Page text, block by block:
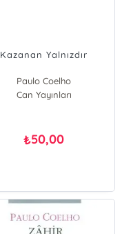
Kazanan Yalnızdır
Paulo Coelho
Can Yayınları
₺50,00